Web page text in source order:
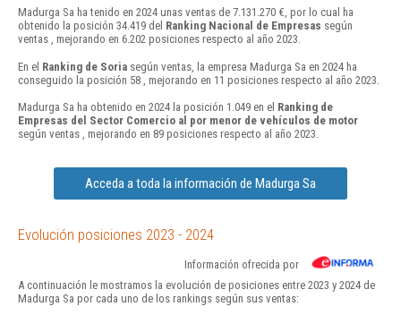
Madurga Sa ha tenido en 2024 unas ventas de 7.131.270 €, por lo cual ha
obtenido la posición 34.419 del Ranking Nacional de Empresas según
ventas , mejorando en 6.202 posiciones respecto al año 2023.
En el Ranking de Soria según ventas, la empresa Madurga Sa en 2024 ha
conseguido la posición 58 , mejorando en 11 posiciones respecto al año 2023.
Madurga Sa ha obtenido en 2024 la posición 1.049 en el Ranking de
Empresas del Sector Comercio al por menor de vehículos de motor
según ventas , mejorando en 89 posiciones respecto al año 2023.
Acceda a toda la información de Madurga Sa
Evolución posiciones 2023 - 2024
Información ofrecida por
A continuación le mostramos la evolución de posiciones entre 2023 y 2024 de
Madurga Sa por cada uno de los rankings según sus ventas: